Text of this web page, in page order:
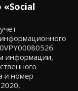
информации,
и номер